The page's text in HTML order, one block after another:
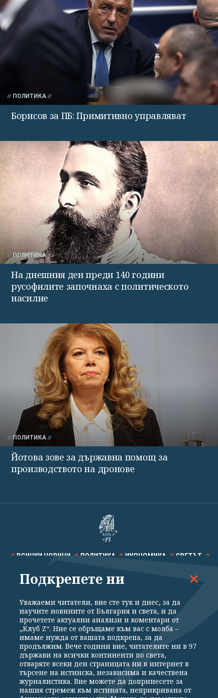
ПОЛИТИКА
Борисов за ПБ: Примитивно управляват
ПОЛИТИКА
На днешния ден преди 140 години
русофилите започнаха с политическото
насилие
ПОЛИТИКА
Йотова зове за държавна помощ за
производството на дронове
ВСИЧКИ НОВИНИ ПОЛИТИКА ИКОНОМИКА СВЕТЪТ
СПОРТ КУЛТУРА ТЕХНОЛОГИИ КАЛЕЙДОСКОП
Общи условия
Политика за поверителност
Реклама
Партньори Контакти
За Клуб Z
Екип
Подкрепете ни
Подкрепете ни
Уважаеми читатели, вие сте тук и днес, за да
научите новините от България и света, и да
прочетете актуални анализи и коментари от
„Клуб Z“. Ние се обръщаме към вас с молба –
имаме нужда от вашата подкрепа, за да
продължим. Вече години вие, читателите ни в 97
държави на всички континенти по света,
отваряте всеки ден страницата ни в интернет в
търсене на истинска, независима и качествена
журналистика. Вие можете да допринесете за
нашия стремеж към истината, неприкривана от